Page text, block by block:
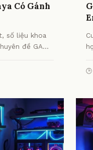
Có Gánh
số liệu khoa
đề GAM